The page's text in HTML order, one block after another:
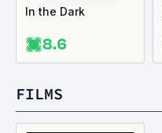
In the Dark
8.6
FILMS